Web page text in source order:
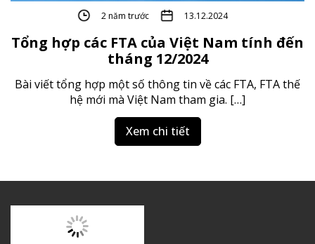
2 năm trước 13.12.2024
Tổng hợp các FTA của Việt Nam tính đến
tháng 12/2024
Bài viết tổng hợp một số thông tin về các FTA, FTA thế
hệ mới mà Việt Nam tham gia. […]
Xem chi tiết